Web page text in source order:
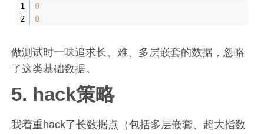
0
0
做测试时一味追求长、难、多层嵌套的数据，忽略
了这类基础数据。
5. hack策略
我着重hack了长数据点（包括多层嵌套、超大指数